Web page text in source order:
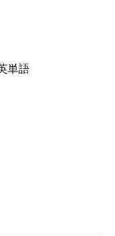
単語